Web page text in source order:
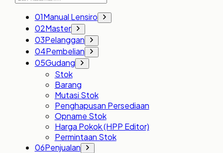
01Manual Lensiro
02Master
03Pelanggan
04Pembelian
05Gudang
Stok
Barang
Mutasi Stok
Penghapusan Persediaan
Opname Stok
Harga Pokok (HPP Editor)
Permintaan Stok
06Penjualan